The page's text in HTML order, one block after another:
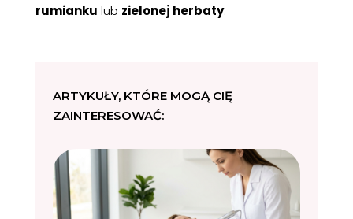
rumianku lub zielonej herbaty.
ARTYKUŁY, KTÓRE MOGĄ CIĘ
ZAINTERESOWAĆ: